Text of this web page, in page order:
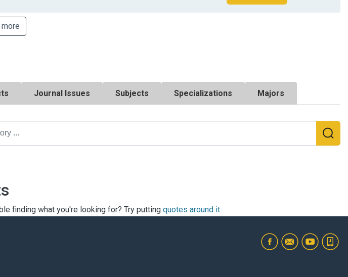
Journal Issues Subjects Specializations Majors
finding what you're looking for? Try putting quotes around it